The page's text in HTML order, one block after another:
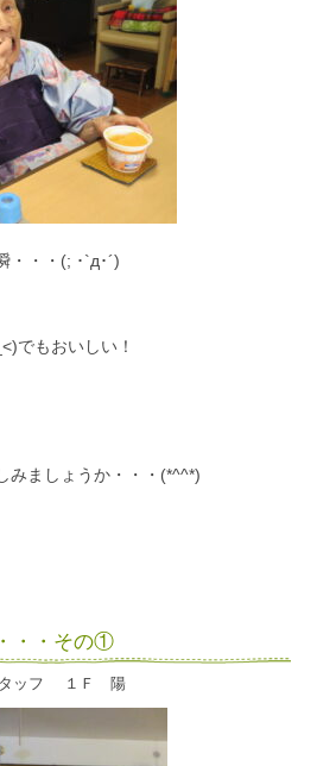
・・・(; ･`д･´)
でもおいしい！
みましょうか・・・(*^^*)
・・その①
ッフ １Ｆ 陽